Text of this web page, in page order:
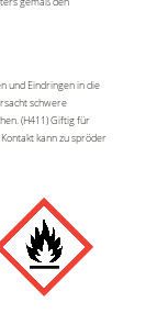
und Eindringen in die
schwere
(H411) Giftig für
kann zu spröder